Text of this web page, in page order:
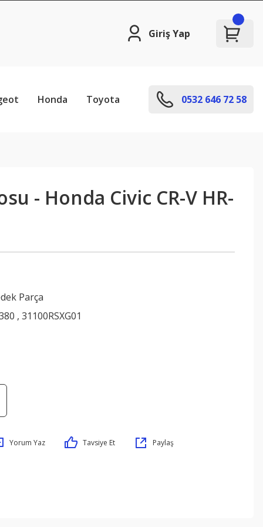
Giriş Yap
Honda Toyota 0532 646 72 58
- Honda Civic CR-V HR-
Parça
, 31100RSXG01
Yorum Yaz Tavsiye Et Paylaş